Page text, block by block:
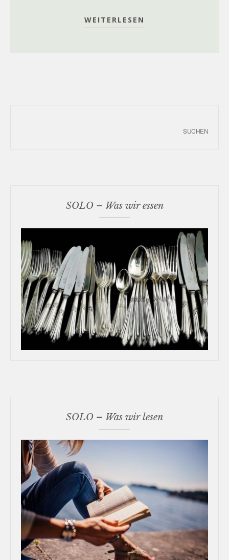
WEITERLESEN
SOLO – Was wir essen
SOLO – Was wir lesen